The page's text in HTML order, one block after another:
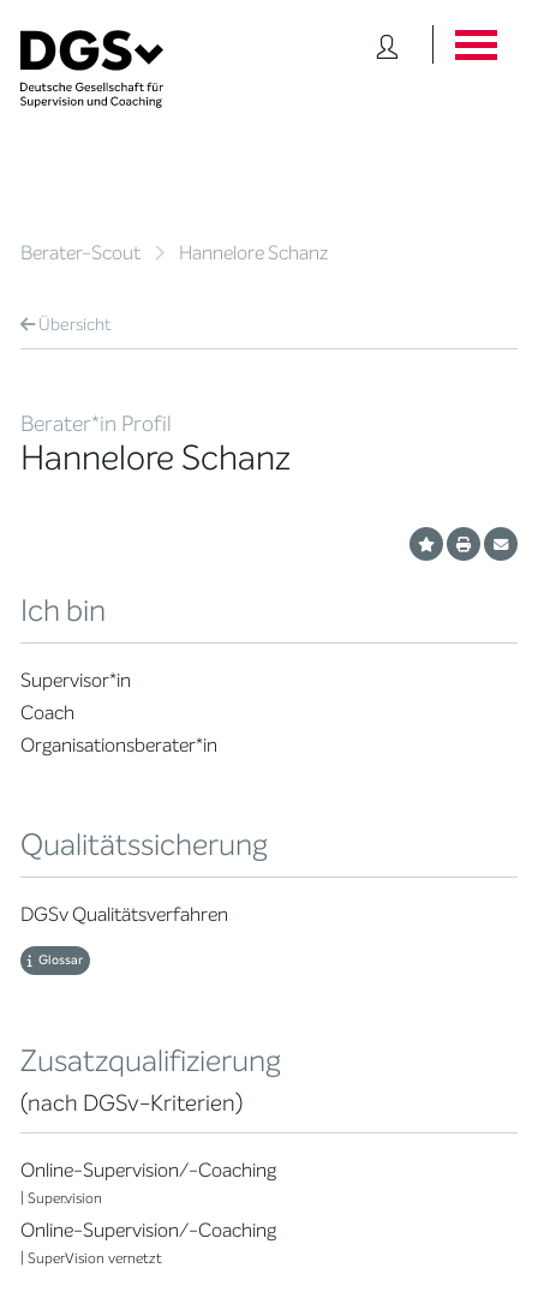
Berater-Scout Hannelore Schanz
Übersicht
Berater*in Profil
Hannelore Schanz
Ich bin
Supervisor*in
Coach
Organisationsberater*in
Qualitätssicherung
DGSv Qualitätsverfahren
Glossar
Zusatzqualifizierung
(nach DGSv-Kriterien)
Online-Supervision/-Coaching
| Super.vision
Online-Supervision/-Coaching
| SuperVision vernetzt